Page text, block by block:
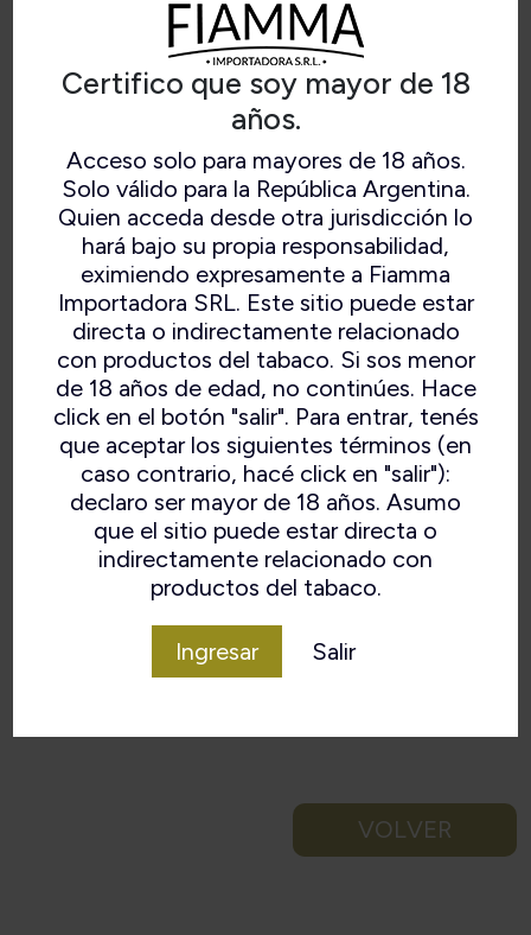
Certifico que soy mayor de 18
años.
Acceso solo para mayores de 18 años.
Solo válido para la República Argentina.
Quien acceda desde otra jurisdicción lo
hará bajo su propia responsabilidad,
eximiendo expresamente a Fiamma
Importadora SRL. Este sitio puede estar
directa o indirectamente relacionado
con productos del tabaco. Si sos menor
de 18 años de edad, no continúes. Hace
click en el botón "salir". Para entrar, tenés
que aceptar los siguientes términos (en
caso contrario, hacé click en "salir"):
declaro ser mayor de 18 años. Asumo
que el sitio puede estar directa o
indirectamente relacionado con
productos del tabaco.
Ingresar Salir
GIZEH PAPEL BROWN 1 1⁄4
14 gr/m2
Celulosa sin blanquear.
Combustión lenta.
VOLVER